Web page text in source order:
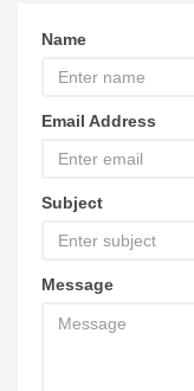
Name
Email Address
Subject
Message